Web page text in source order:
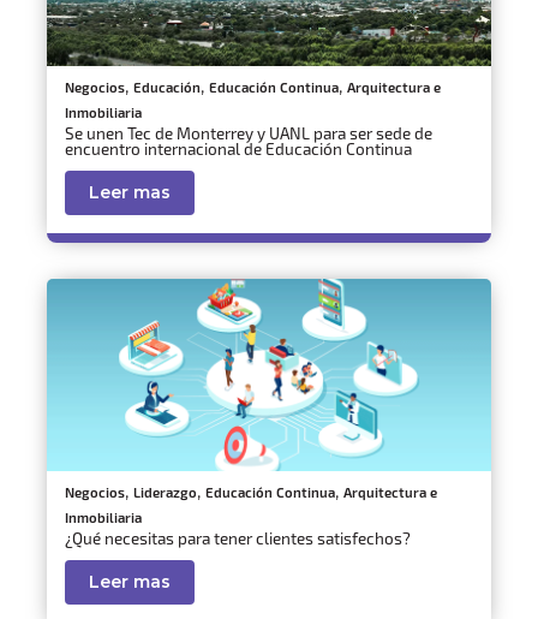
Negocios, Educación, Educación Continua, Arquitectura e
Inmobiliaria
Se unen Tec de Monterrey y UANL para ser sede de
encuentro internacional de Educación Continua
Leer mas
Negocios, Liderazgo, Educación Continua, Arquitectura e
Inmobiliaria
¿Qué necesitas para tener clientes satisfechos?
Leer mas